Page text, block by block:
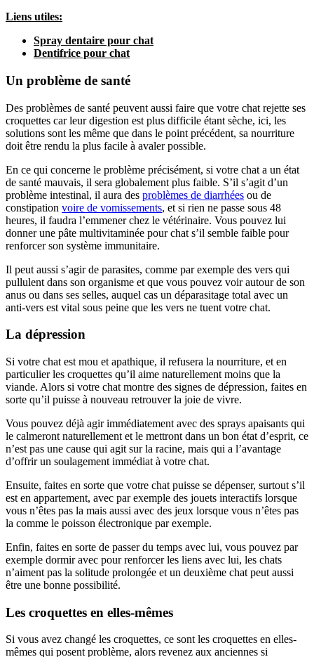
Liens utiles:
Spray dentaire pour chat
Dentifrice pour chat
Un problème de santé
Des problèmes de santé peuvent aussi faire que votre chat rejette ses
croquettes car leur digestion est plus difficile étant sèche, ici, les
solutions sont les même que dans le point précédent, sa nourriture
doit être rendu la plus facile à avaler possible.
En ce qui concerne le problème précisément, si votre chat a un état
de santé mauvais, il sera globalement plus faible. S’il s’agit d’un
problème intestinal, il aura des problèmes de diarrhées ou de
constipation voire de vomissements, et si rien ne passe sous 48
heures, il faudra l’emmener chez le vétérinaire. Vous pouvez lui
donner une pâte multivitaminée pour chat s’il semble faible pour
renforcer son système immunitaire.
Il peut aussi s’agir de parasites, comme par exemple des vers qui
pullulent dans son organisme et que vous pouvez voir autour de son
anus ou dans ses selles, auquel cas un déparasitage total avec un
anti-vers est vital sous peine que les vers ne tuent votre chat.
La dépression
Si votre chat est mou et apathique, il refusera la nourriture, et en
particulier les croquettes qu’il aime naturellement moins que la
viande. Alors si votre chat montre des signes de dépression, faites en
sorte qu’il puisse à nouveau retrouver la joie de vivre.
Vous pouvez déjà agir immédiatement avec des sprays apaisants qui
le calmeront naturellement et le mettront dans un bon état d’esprit, ce
n’est pas une cause qui agit sur la racine, mais qui a l’avantage
d’offrir un soulagement immédiat à votre chat.
Ensuite, faites en sorte que votre chat puisse se dépenser, surtout s’il
est en appartement, avec par exemple des jouets interactifs lorsque
vous n’êtes pas la mais aussi avec des jeux lorsque vous n’êtes pas
la comme le poisson électronique par exemple.
Enfin, faites en sorte de passer du temps avec lui, vous pouvez par
exemple dormir avec pour renforcer les liens avec lui, les chats
n’aiment pas la solitude prolongée et un deuxième chat peut aussi
être une bonne possibilité.
Les croquettes en elles-mêmes
Si vous avez changé les croquettes, ce sont les croquettes en elles-
mêmes qui posent problème, alors revenez aux anciennes si